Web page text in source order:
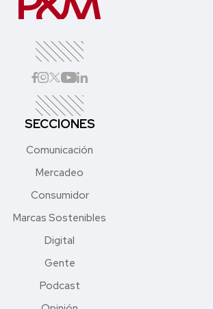
SECCIONES
Comunicación
Mercadeo
Consumidor
Marcas Sostenibles
Digital
Gente
Podcast